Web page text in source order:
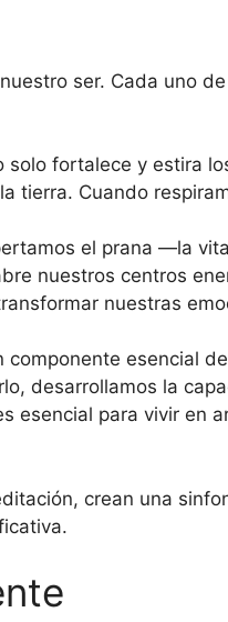
ser. Cada uno
fortalece y estira
tierra. Cuando
el prana —la
nuestros centros
nuestras
esencial
desarrollamos la
esencial para vivir en
crean una